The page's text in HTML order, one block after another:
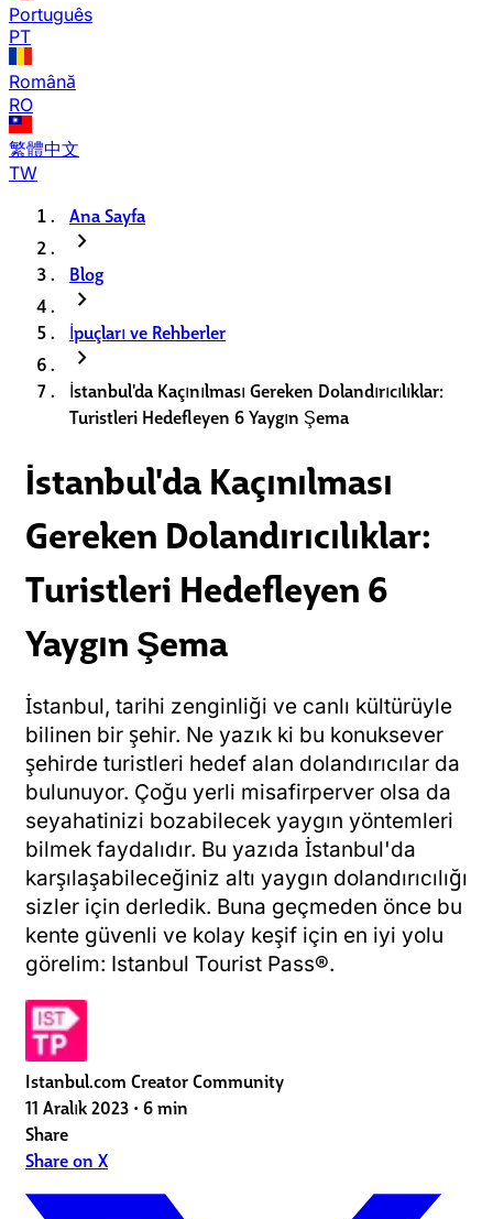
Português
PT
Română
RO
繁體中文
TW
Ana Sayfa
chevron_right
Blog
chevron_right
İpuçları ve Rehberler
chevron_right
İstanbul'da Kaçınılması Gereken Dolandırıcılıklar:
Turistleri Hedefleyen 6 Yaygın Şema
İstanbul'da Kaçınılması
Gereken Dolandırıcılıklar:
Turistleri Hedefleyen 6
Yaygın Şema
İstanbul, tarihi zenginliği ve canlı kültürüyle
bilinen bir şehir. Ne yazık ki bu konuksever
şehirde turistleri hedef alan dolandırıcılar da
bulunuyor. Çoğu yerli misafirperver olsa da
seyahatinizi bozabilecek yaygın yöntemleri
bilmek faydalıdır. Bu yazıda İstanbul'da
karşılaşabileceğiniz altı yaygın dolandırıcılığı
sizler için derledik. Buna geçmeden önce bu
kente güvenli ve kolay keşif için en iyi yolu
görelim: Istanbul Tourist Pass®.
Istanbul.com Creator Community
11 Aralık 2023 • 6 min
Share
Share on X